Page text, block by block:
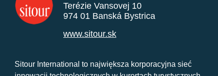
Terézie Vansovej 10
974 01 Banská Bystrica
www.sitour.sk
Sitour International to największa korporacyjna sieć